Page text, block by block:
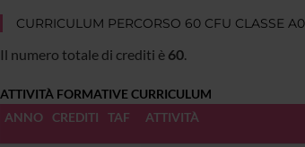
CURRICULUM PERCORSO 60 CFU CLASSE
Il numero totale di crediti è 60.
ATTIVITÀ FORMATIVE CURRICULUM
ANNO
CREDITI TAF ATTIVITÀ